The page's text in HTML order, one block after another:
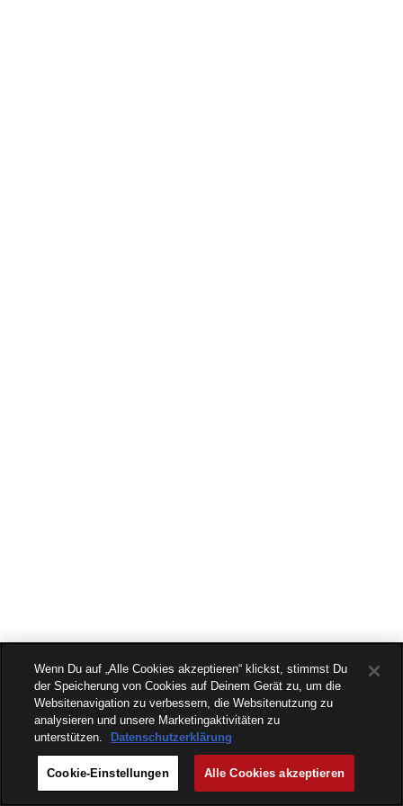
Wenn Du auf „Alle Cookies akzeptieren“ klickst, stimmst Du
der Speicherung von Cookies auf Deinem Gerät zu, um die
Websitenavigation zu verbessern, die Websitenutzung zu
analysieren und unsere Marketingaktivitäten zu
unterstützen.
Datenschutzerklärung
Cookie-Einstellungen Alle Cookies akzeptieren